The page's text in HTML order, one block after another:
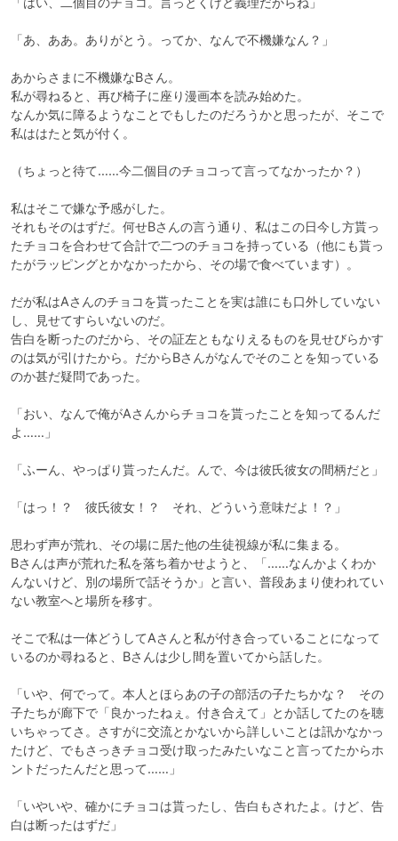
「あ、ああ。ありがとう。ってか、なんで不機嫌なん？」
あからさまに不機嫌なBさん。
私が尋ねると、再び椅子に座り漫画本を読み始めた。
なんか気に障るようなことでもしたのだろうかと思ったが、そこで
私ははたと気が付く。
（ちょっと待て……今二個目のチョコって言ってなかったか？）
私はそこで嫌な予感がした。
それもそのはずだ。何せBさんの言う通り、私はこの日今し方貰っ
たチョコを合わせて合計で二つのチョコを持っている（他にも貰っ
たがラッピングとかなかったから、その場で食べています）。
だが私はAさんのチョコを貰ったことを実は誰にも口外していない
し、見せてすらいないのだ。
告白を断ったのだから、その証左ともなりえるものを見せびらかす
のは気が引けたから。だからBさんがなんでそのことを知っている
のか甚だ疑問であった。
「おい、なんで俺がAさんからチョコを貰ったことを知ってるんだ
よ……」
「ふーん、やっぱり貰ったんだ。んで、今は彼氏彼女の間柄だと」
「はっ！？　彼氏彼女！？　それ、どういう意味だよ！？」
思わず声が荒れ、その場に居た他の生徒視線が私に集まる。
Bさんは声が荒れた私を落ち着かせようと、「……なんかよくわか
んないけど、別の場所で話そうか」と言い、普段あまり使われてい
ない教室へと場所を移す。
そこで私は一体どうしてAさんと私が付き合っていることになって
いるのか尋ねると、Bさんは少し間を置いてから話した。
「いや、何でって。本人とほらあの子の部活の子たちかな？　その
子たちが廊下で「良かったねぇ。付き合えて」とか話してたのを聴
いちゃってさ。さすがに交流とかないから詳しいことは訊かなかっ
たけど、でもさっきチョコ受け取ったみたいなこと言ってたからホ
ントだったんだと思って……」
「いやいや、確かにチョコは貰ったし、告白もされたよ。けど、告
白は断ったはずだ」